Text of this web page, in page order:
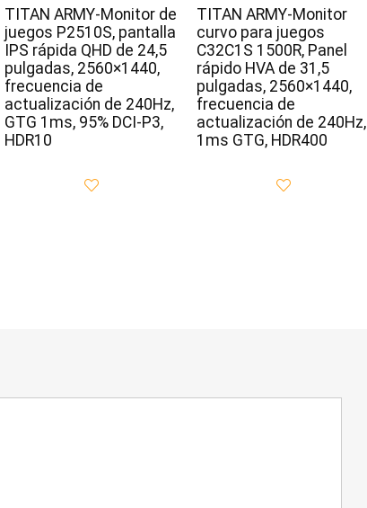
TITAN ARMY-Monitor de
juegos P2510S, pantalla
IPS rápida QHD de 24,5
pulgadas, 2560×1440,
frecuencia de
actualización de 240Hz,
GTG 1ms, 95% DCI-P3,
HDR10
TITAN ARMY-Monitor
curvo para juegos
C32C1S 1500R, Panel
rápido HVA de 31,5
pulgadas, 2560×1440,
frecuencia de
actualización de 240Hz,
1ms GTG, HDR400